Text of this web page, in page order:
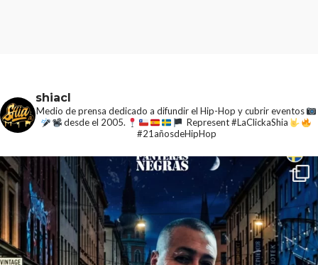
shiacl
Medio de prensa dedicado a difundir el Hip-Hop y cubrir eventos
desde el 2005.
Represent #LaClickaShia
#21añosdeHipHop